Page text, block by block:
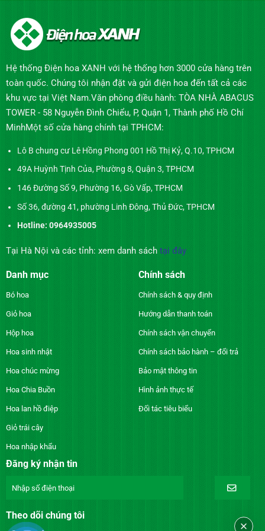
Hệ thống Điện hoa XANH với hệ thống hơn 3000 cửa hàng trên
toàn quốc. Chúng tôi nhận đặt và gửi điện hoa đến tất cả các
khu vực tại Việt Nam.Văn phòng điều hành: TÒA NHÀ ABACUS
TOWER - 58 Nguyễn Đình Chiểu, P, Quận 1, Thành phố Hồ Chí
MinhMột số cửa hàng chính tại TPHCM:
Lô B chung cư Lê Hồng Phong 001 Hồ Thị Kỷ, Q.10, TPHCM
49A Huỳnh Tịnh Của, Phường 8, Quận 3, TPHCM
146 Đường Số 9, Phường 16, Gò Vấp, TPHCM
Số 36, đường 41, phường Linh Đông, Thủ Đức, TPHCM
Hotline: 0964935005
Tại Hà Nội và các tỉnh: xem danh sách tại đây
Danh mục
Bó hoa
Giỏ hoa
Hộp hoa
Hoa sinh nhật
Hoa chúc mừng
Hoa Chia Buồn
Hoa lan hồ điệp
Giỏ trái cây
Hoa nhập khẩu
Chính sách
Chính sách & quy định
Hướng dẫn thanh toán
Chính sách vận chuyển
Chính sách bảo hành – đổi trả
Bảo mật thông tin
Hình ảnh thực tế
Đối tác tiêu biểu
Đăng ký nhận tin
Theo dõi chúng tôi